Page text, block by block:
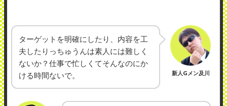
ターゲットを明確にしたり、内容を工
夫したりっちゅうんは素人には難しく
ないか？仕事で忙しくてそんなのにか
ける時間ないで。
新人Gメン及川